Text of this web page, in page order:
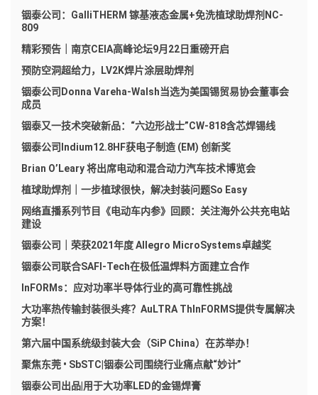
铟泰公司：GalliTHERM 镓基液态金属+免洗植球助焊剂NC-
809
精彩预告｜南京CEIA高峰论坛9月22日重磅开启
预防空洞超给力，LV2K焊片涂层助焊剂
铟泰公司Donna Vareha-Walsh当选为美国锡贸易协会董事会
成员
铟泰又一技术突破新品：“六边形战士”CW-818含芯焊锡线
铟泰公司Indium12.8HF获电子制造 (EM) 创新奖
Brian O’Leary 将出席电动和混合动力汽车技术博览会
植球助焊剂｜一步植球很快，解决封装问题So Easy
网络直播系列节目《电动车内参》回顾：关注海外公共充电站
建设
铟泰公司｜荣获2021年度 Allegro MicroSystems卓越奖
铟泰公司联合SAFI-Tech在极低温焊料方面建立合作
InFORMs：应对功率半导体行业的高可靠性挑战
大功率热传输封装很头疼？AuLTRA ThInFORMS提供专属解决
方案！
第六届中国系统级封装大会（SiP China）在苏举办！
聚焦东莞 • SbSTC|铟泰公司围绕行业痛点献“妙计”
铟泰公司出品|用于大功率LED的金锡焊膏